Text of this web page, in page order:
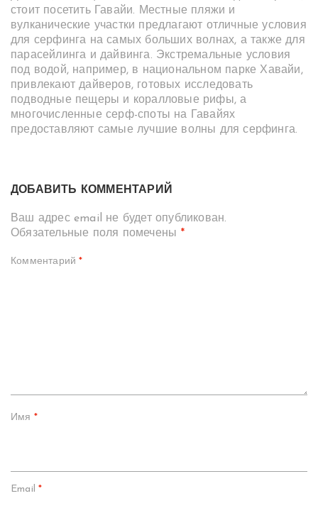
стоит посетить Гавайи. Местные пляжи и
вулканические участки предлагают отличные условия
для серфинга на самых больших волнах, а также для
парасейлинга и дайвинга. Экстремальные условия
под водой, например, в национальном парке Хавайи,
привлекают дайверов, готовых исследовать
подводные пещеры и коралловые рифы, а
многочисленные серф-споты на Гавайях
предоставляют самые лучшие волны для серфинга.
ДОБАВИТЬ КОММЕНТАРИЙ
Ваш адрес email не будет опубликован.
Обязательные поля помечены *
Комментарий*
Имя *
Email*